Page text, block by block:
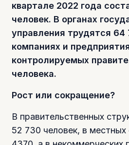
квартале 2022 года
человек. В органах
управления трудятся 64
компаниях и
контролируемых
человека.
Рост или сокращение?
В правительственных
52 730 человек, в